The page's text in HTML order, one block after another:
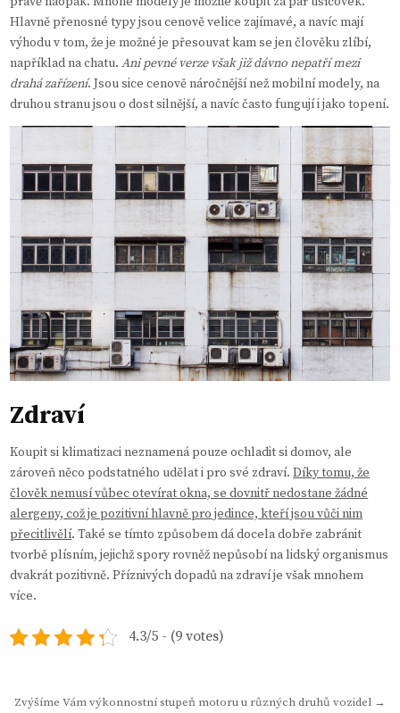
Hlavně přenosné typy jsou cenově velice zajímavé, a navíc mají
výhodu v tom, že je možné je přesouvat kam se jen člověku zlíbí,
například na chatu.Ani pevné verze však již dávno nepatří mezi
drahá zařízení. Jsou sice cenově náročnější než mobilní modely, na
druhou stranu jsou o dost silnější, a navíc často fungují i jako topení.
Zdraví
Koupit si klimatizaci neznamená pouze ochladit si domov, ale
zároveň něco podstatného udělat i pro své zdraví.Díky tomu, že
člověk nemusí vůbec otevírat okna, se dovnitř nedostane žádné
alergeny, což je pozitivní hlavně pro jedince, kteří jsou vůči nim
přecitlivělí. Také se tímto způsobem dá docela dobře zabránit
tvorbě plísním, jejichž spory rovněž nepůsobí na lidský organismus
dvakrát pozitivně. Příznivých dopadů na zdraví je však mnohem
více.
4.3/5 - (9 votes)
Navigace
Zvýšíme Vám výkonnostní stupeň motoru u různých druhů vozidel →